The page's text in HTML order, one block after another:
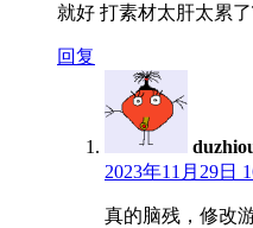
就好 打素材太肝太累
回复
2023年11月29日
真的脑残，修改